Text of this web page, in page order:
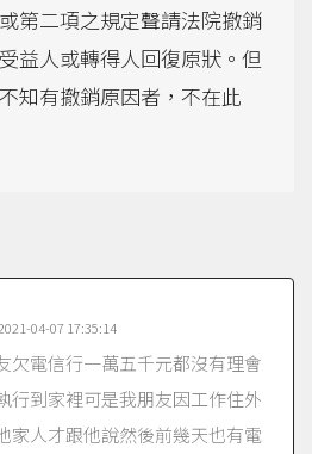
第二項之規定聲請法院撤銷
益人或轉得人回復原狀。但
知有撤銷原因者，不在此
04-07 17:35:14
欠電信行一萬五千元都沒有理會
行到家裡可是我朋友因工作住外
家人才跟他說然後前幾天也有電